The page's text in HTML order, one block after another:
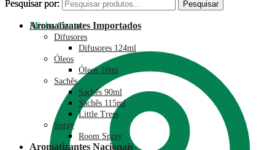
Pesquisar por: Pesquisar
Minha Conta
Pesquisar por: Pesquisar
Aromatizantes Importados
Difusores
Difusores 124ml
Óleos
Óleos 10ml
Sachês
Sachês 90ml
Sachês 115ml
Little Tress
Spray
Room Spray
Aromatizantes Nacionais